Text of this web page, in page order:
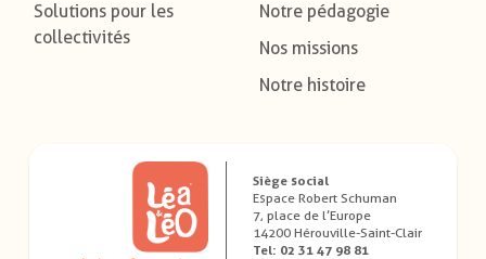
Solutions pour les
collectivités
Notre pédagogie
Nos missions
Notre histoire
Siège social
Espace Robert Schuman
7, place de l’Europe
14200 Hérouville-Saint-Clair
Tel: 02 31 47 98 81